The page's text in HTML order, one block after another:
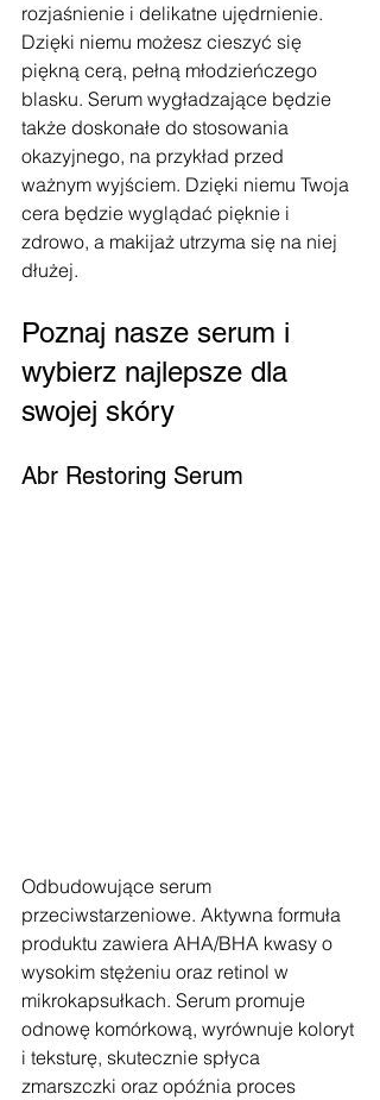
rozjaśnienie i delikatne ujędrnienie.
Dzięki niemu możesz cieszyć się
piękną cerą, pełną młodzieńczego
blasku. Serum wygładzające będzie
także doskonałe do stosowania
okazyjnego, na przykład przed
ważnym wyjściem. Dzięki niemu Twoja
cera będzie wyglądać pięknie i
zdrowo, a makijaż utrzyma się na niej
dłużej.
Poznaj nasze serum i
wybierz najlepsze dla
swojej skóry
Abr Restoring Serum
Odbudowujące serum
przeciwstarzeniowe. Aktywna formuła
produktu zawiera AHA/BHA kwasy o
wysokim stężeniu oraz retinol w
mikrokapsułkach. Serum promuje
odnowę komórkową, wyrównuje koloryt
i teksturę, skutecznie spłyca
zmarszczki oraz opóźnia proces